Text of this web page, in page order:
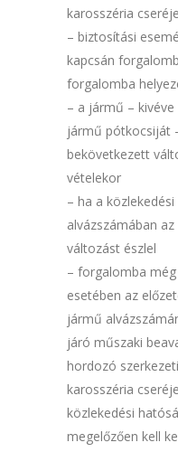
karosszéria
– biztosítási
kapcsán
forgalomba
– a jármű –
jármű pótkocsiját
bekövetkezett
vételekor
– ha a
alvázszámában
változást észlel
– forgalomba
esetében az
jármű
járó műszaki
hordozó
karosszéria
közlekedési
megelőzően kell